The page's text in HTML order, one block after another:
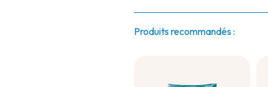
Produits recommandés :